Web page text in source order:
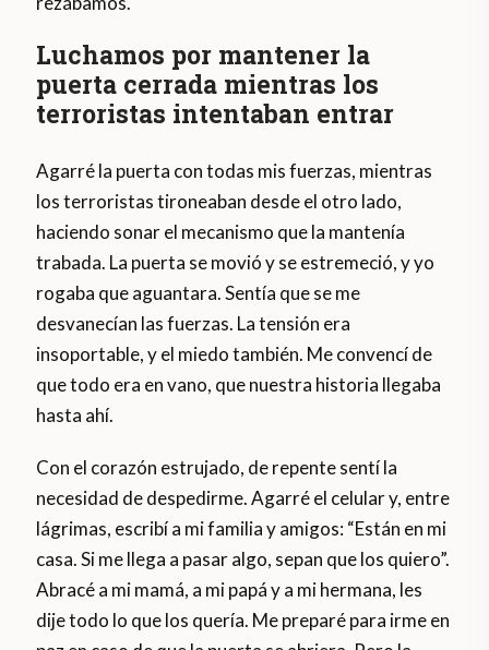
Luchamos por mantener la
puerta cerrada mientras los
terroristas intentaban entrar
Agarré la puerta con todas mis fuerzas, mientras
los terroristas tironeaban desde el otro lado,
haciendo sonar el mecanismo que la mantenía
trabada. La puerta se movió y se estremeció, y yo
rogaba que aguantara. Sentía que se me
desvanecían las fuerzas. La tensión era
insoportable, y el miedo también. Me convencí de
que todo era en vano, que nuestra historia llegaba
hasta ahí.
Con el corazón estrujado, de repente sentí la
necesidad de despedirme. Agarré el celular y, entre
lágrimas, escribí a mi familia y amigos: “Están en mi
casa. Si me llega a pasar algo, sepan que los quiero”.
Abracé a mi mamá, a mi papá y a mi hermana, les
dije todo lo que los quería. Me preparé para irme en